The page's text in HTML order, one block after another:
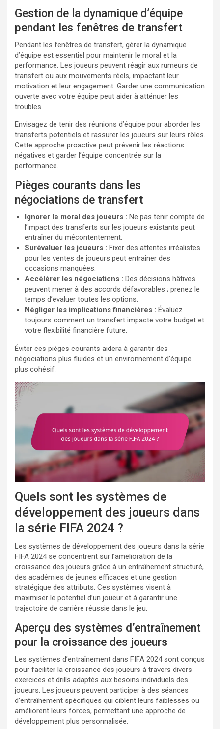
Gestion de la dynamique d’équipe
pendant les fenêtres de transfert
Pendant les fenêtres de transfert, gérer la dynamique
d’équipe est essentiel pour maintenir le moral et la
performance. Les joueurs peuvent réagir aux rumeurs de
transfert ou aux mouvements réels, impactant leur
motivation et leur engagement. Garder une communication
ouverte avec votre équipe peut aider à atténuer les
troubles.
Envisagez de tenir des réunions d’équipe pour aborder les
transferts potentiels et rassurer les joueurs sur leurs rôles.
Cette approche proactive peut prévenir les réactions
négatives et garder l’équipe concentrée sur la
performance.
Pièges courants dans les
négociations de transfert
Ignorer le moral des joueurs : Ne pas tenir compte de
l’impact des transferts sur les joueurs existants peut
entraîner du mécontentement.
Surévaluer les joueurs : Fixer des attentes irréalistes
pour les ventes de joueurs peut entraîner des
occasions manquées.
Accélérer les négociations : Des décisions hâtives
peuvent mener à des accords défavorables ; prenez le
temps d’évaluer toutes les options.
Négliger les implications financières : Évaluez
toujours comment un transfert impacte votre budget et
votre flexibilité financière future.
Éviter ces pièges courants aidera à garantir des
négociations plus fluides et un environnement d’équipe
plus cohésif.
Quels sont les systèmes de
développement des joueurs dans
la série FIFA 2024 ?
Les systèmes de développement des joueurs dans la série
FIFA 2024 se concentrent sur l’amélioration de la
croissance des joueurs grâce à un entraînement structuré,
des académies de jeunes efficaces et une gestion
stratégique des attributs. Ces systèmes visent à
maximiser le potentiel d’un joueur et à garantir une
trajectoire de carrière réussie dans le jeu.
Aperçu des systèmes d’entraînement
pour la croissance des joueurs
Les systèmes d’entraînement dans FIFA 2024 sont conçus
pour faciliter la croissance des joueurs à travers divers
exercices et drills adaptés aux besoins individuels des
joueurs. Les joueurs peuvent participer à des séances
d’entraînement spécifiques qui ciblent leurs faiblesses ou
améliorent leurs forces, permettant une approche de
développement plus personnalisée.